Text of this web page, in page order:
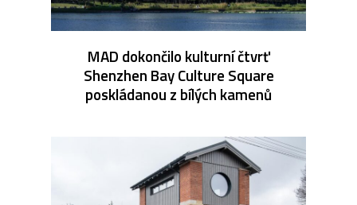
MAD dokončilo kulturní čtvrť
Shenzhen Bay Culture Square
poskládanou z bílých kamenů